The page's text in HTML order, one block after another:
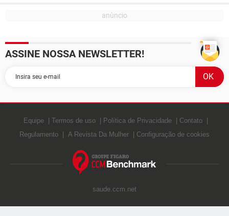
ASSINE NOSSA NEWSLETTER!
Equipe Termos de uso Política de Privacidade
Contato
Regulamento
A Revista Da Mulher Configuração de cookies
saude.ccm.net